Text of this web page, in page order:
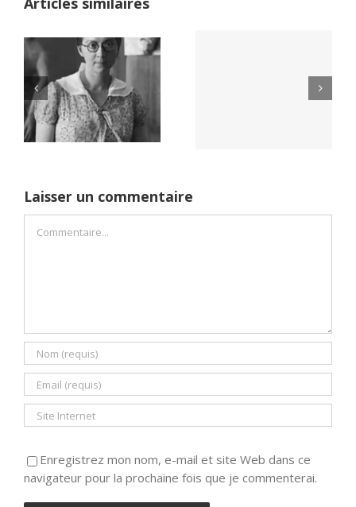
Netflix Field of
Dreams (1989)
Yaïr Golan : une
Laisser un commentaire
Enregistrez mon nom, e-mail et site Web dans ce
navigateur pour la prochaine fois que je commenterai.